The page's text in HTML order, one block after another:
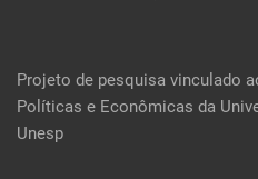
Projeto de pesquisa vinculado
Políticas e Econômicas da
Unesp